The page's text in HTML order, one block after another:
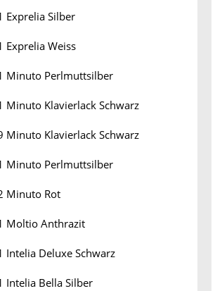
Exprelia Silber
Exprelia Weiss
Minuto Perlmuttsilber
Minuto Klavierlack Schwarz
Minuto Klavierlack Schwarz
Minuto Perlmuttsilber
Minuto Rot
Moltio Anthrazit
Intelia Deluxe Schwarz
Intelia Bella Silber